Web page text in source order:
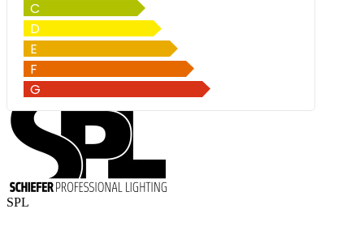
SPL